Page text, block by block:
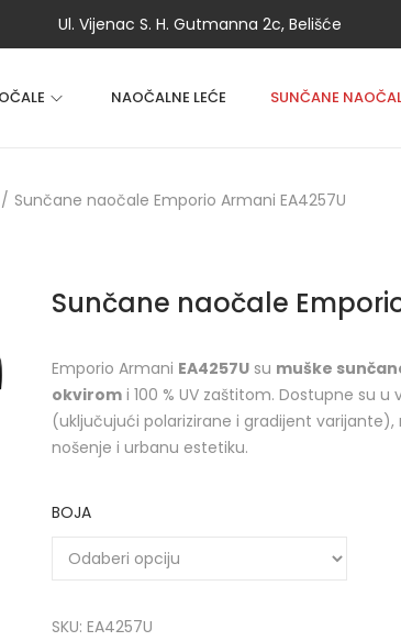
Ul. Vijenac S. H. Gutmanna 2c, Belišće
NAOČALNE LEĆE SUNČANE
/ Sunčane naočale Emporio Armani EA4257U
Sunčane naočale
Emporio Armani EA4257U su muške
okvirom i 100 % UV zaštitom. Dostupne su
(uključujući polarizirane i gradijent
nošenje i urbanu estetiku.
BOJA
SKU:EA4257U